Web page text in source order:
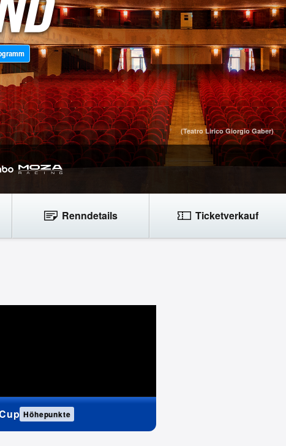
(Teatro Lirico Giorgio Gaber)
Renndetails Ticketverkauf
Höhepunkte